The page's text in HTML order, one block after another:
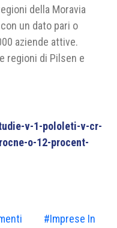
della Moravia
un dato pari o
aziende attive.
regioni di Pilsen e
v-1-pololeti-v-cr-
o-12-procent-
#Imprese In